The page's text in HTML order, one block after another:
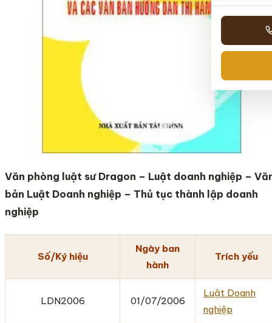
Văn phòng luật sư Dragon – Luật doanh nghiệp –
bản Luật Doanh nghiệp – Thủ tục thành lập doanh
nghiệp
Số/Ký hiệu
Ngày ban
hành
Trích yếu
LDN2006 01/07/2006
Luật Doanh
nghiệp